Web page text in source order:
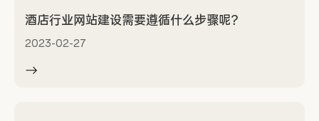
酒店行业网站建设需要遵循什么步骤呢？
2023-02-27